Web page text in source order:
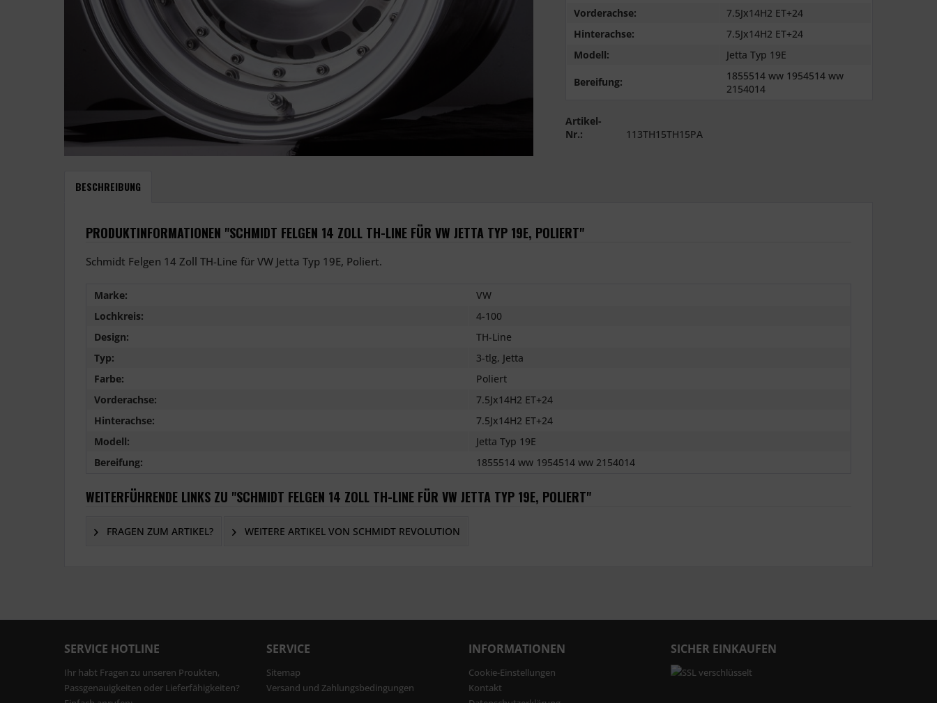
Vorderachse:
7.5Jx14H2 ET+24
Hinterachse:
7.5Jx14H2 ET+24
Modell:
Jetta Typ 19E
Bereifung:
1855514 ww 1954514 ww
2154014
Artikel-
Nr.:
113TH15TH15PA
BESCHREIBUNG
PRODUKTINFORMATIONEN "SCHMIDT FELGEN 14 ZOLL TH-LINE FÜR VW JETTA TYP 19E, POLIERT"
Schmidt Felgen 14 Zoll TH-Line für VW Jetta Typ 19E, Poliert.
Marke:
VW
Lochkreis:
4-100
Design:
TH-Line
Typ:
3-tlg, Jetta
Farbe:
Poliert
Vorderachse:
7.5Jx14H2 ET+24
Hinterachse:
7.5Jx14H2 ET+24
Modell:
Jetta Typ 19E
Bereifung:
1855514 ww 1954514 ww 2154014
WEITERFÜHRENDE LINKS ZU "SCHMIDT FELGEN 14 ZOLL TH-LINE FÜR VW JETTA TYP 19E, POLIERT"
FRAGEN ZUM ARTIKEL? WEITERE ARTIKEL VON SCHMIDT REVOLUTION
SERVICE HOTLINE
Ihr habt Fragen zu unseren Proukten,
Passgenauigkeiten oder Lieferfähigkeiten?
SERVICE
Sitemap
Versand und Zahlungsbedingungen
INFORMATIONEN
Cookie-Einstellungen
Kontakt
SICHER EINKAUFEN